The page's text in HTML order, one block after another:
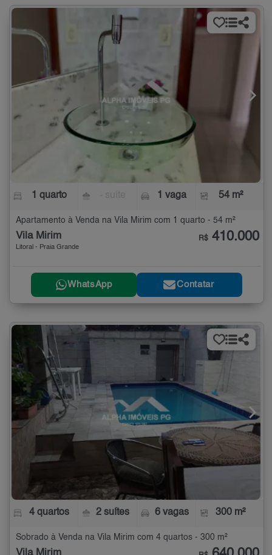
1 quarto 1 vaga 54 m²
Apartamento à Venda na Vila Mirim com 1 quarto - 54 m²
Vila Mirim
Litoral - Praia Grande
R$ 410.000
WhatsApp Contatar
4 quartos 2 suítes 6 vagas 300 m²
Sobrado à Venda na Vila Mirim com 4 quartos - 300 m²
Vila Mirim